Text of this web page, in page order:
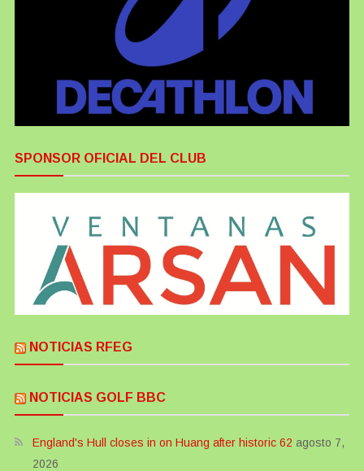
SPONSOR OFICIAL DEL CLUB
NOTICIAS RFEG
NOTICIAS GOLF BBC
England's Hull closes in on Huang after historic 62 agosto 7,
2026